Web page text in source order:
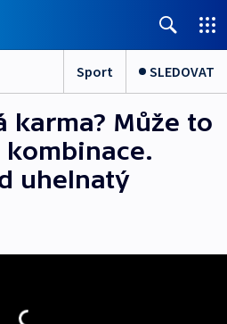
Sport SLEDOVAT
karma? Může to
uhelnatý